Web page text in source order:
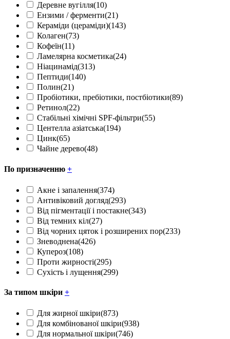
Деревне вугілля(10)
Ензими / ферменти(21)
Кераміди (цераміди)(143)
Колаген(73)
Кофеїн(11)
Ламелярна косметика(24)
Ніацинамід(313)
Пептиди(140)
Полин(21)
Пробіотики, пребіотики, постбіотики(89)
Ретинол(22)
Стабільні хімічні SPF-фільтри(55)
Центелла азіатська(194)
Цинк(65)
Чайне дерево(48)
По призначенню +
Акне і запалення(374)
Антивіковий догляд(293)
Від пігментації і постакне(343)
Від темних кіл(27)
Від чорних цяток і розширених пор(233)
Зневоднена(426)
Купероз(108)
Проти жирності(295)
Сухість і лущення(299)
За типом шкіри +
Для жирної шкіри(873)
Для комбінованої шкіри(938)
Для нормальної шкіри(746)